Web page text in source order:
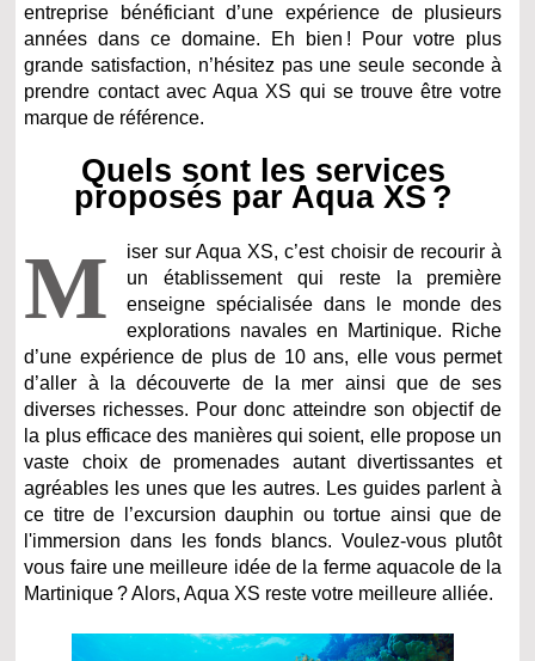
entreprise bénéficiant d’une expérience de plusieurs
années dans ce domaine. Eh bien ! Pour votre plus
grande satisfaction, n’hésitez pas une seule seconde à
prendre contact avec Aqua XS qui se trouve être votre
marque de référence.
Quels sont les services
proposés par Aqua XS ?
M
iser sur Aqua XS, c’est choisir de recourir à
un établissement qui reste la première
enseigne spécialisée dans le monde des
explorations navales en Martinique. Riche
d’une expérience de plus de 10 ans, elle vous permet
d’aller à la découverte de la mer ainsi que de ses
diverses richesses. Pour donc atteindre son objectif de
la plus efficace des manières qui soient, elle propose un
vaste choix de promenades autant divertissantes et
agréables les unes que les autres. Les guides parlent à
ce titre de l’excursion dauphin ou tortue ainsi que de
l'immersion dans les fonds blancs. Voulez-vous plutôt
vous faire une meilleure idée de la ferme aquacole de la
Martinique ? Alors, Aqua XS reste votre meilleure alliée.